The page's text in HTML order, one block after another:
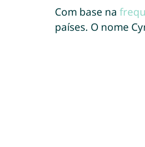
Com base na
países. O nome